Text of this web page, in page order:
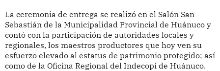
La ceremonia de entrega se realizó en el Salón San
Sebastián de la Municipalidad Provincial de Huánuco y
contó con la participación de autoridades locales y
regionales, los maestros productores que hoy ven su
esfuerzo elevado al estatus de patrimonio protegido; así
como de la Oficina Regional del Indecopi de Huánuco.